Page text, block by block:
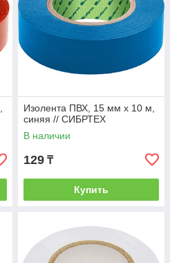
Изолента ПВХ, 15 мм х 10 м,
синяя // СИБРТЕХ
В наличии
129 ₸
Купить